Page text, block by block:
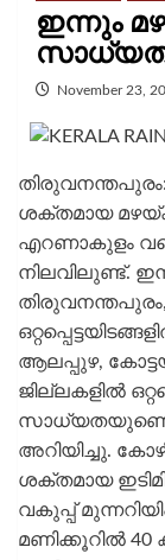
ഇന്നും
November 23,
ശക്തമായ
എറണാകുളം
നിലവിലുണ്ട്.
ആലപ്പുഴ,
ജില്ലകളില്‍
അറിയിച്ചു.
ശക്തമായ
വകുപ്പ്
മണിക്കൂറില്‍ 40